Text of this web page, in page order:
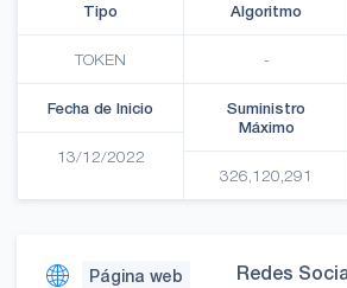
Tipo
TOKEN
Algoritmo
-
Fecha de Inicio
13/12/2022
Suministro
Máximo
326,120,291
Página web Redes